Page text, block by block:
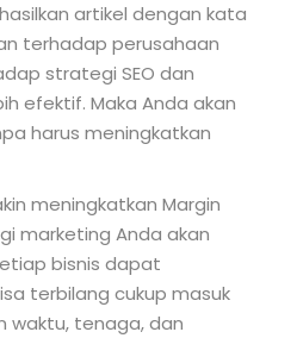
artikel dengan kata
terhadap perusahaan
strategi SEO dan
efektif. Maka Anda akan
harus meningkatkan
meningkatkan Margin
marketing Anda akan
bisnis dapat
terbilang cukup masuk
waktu, tenaga, dan